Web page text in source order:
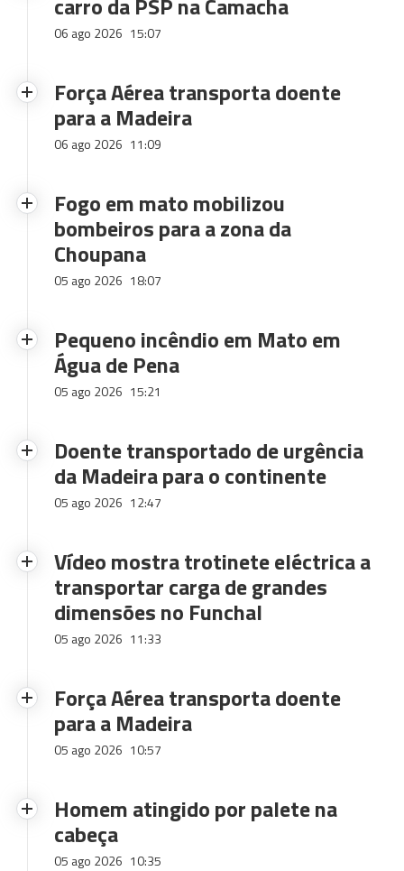
06 ago 2026 15:07
Força Aérea transporta doente
para a Madeira
06 ago 2026 11:09
Fogo em mato mobilizou
bombeiros para a zona da
Choupana
05 ago 2026 18:07
Pequeno incêndio em Mato em
Água de Pena
05 ago 2026 15:21
Doente transportado de urgência
da Madeira para o continente
05 ago 2026 12:47
Vídeo mostra trotinete eléctrica a
transportar carga de grandes
dimensões no Funchal
05 ago 2026 11:33
Força Aérea transporta doente
para a Madeira
05 ago 2026 10:57
Homem atingido por palete na
cabeça
05 ago 2026 10:35